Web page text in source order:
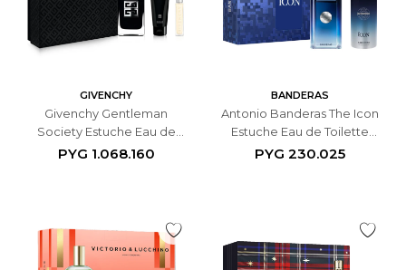
GIVENCHY
Givenchy Gentleman
Society Estuche Eau de
Parfum 100ml +10ml + Gel de
PYG 1.068.160
BANDERAS
Antonio Banderas The Icon
Estuche Eau de Toilette
100ml + Spray Desodorante
PYG 230.025